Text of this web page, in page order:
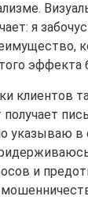
я
эффекта
клиентов
получает
указываю в
и